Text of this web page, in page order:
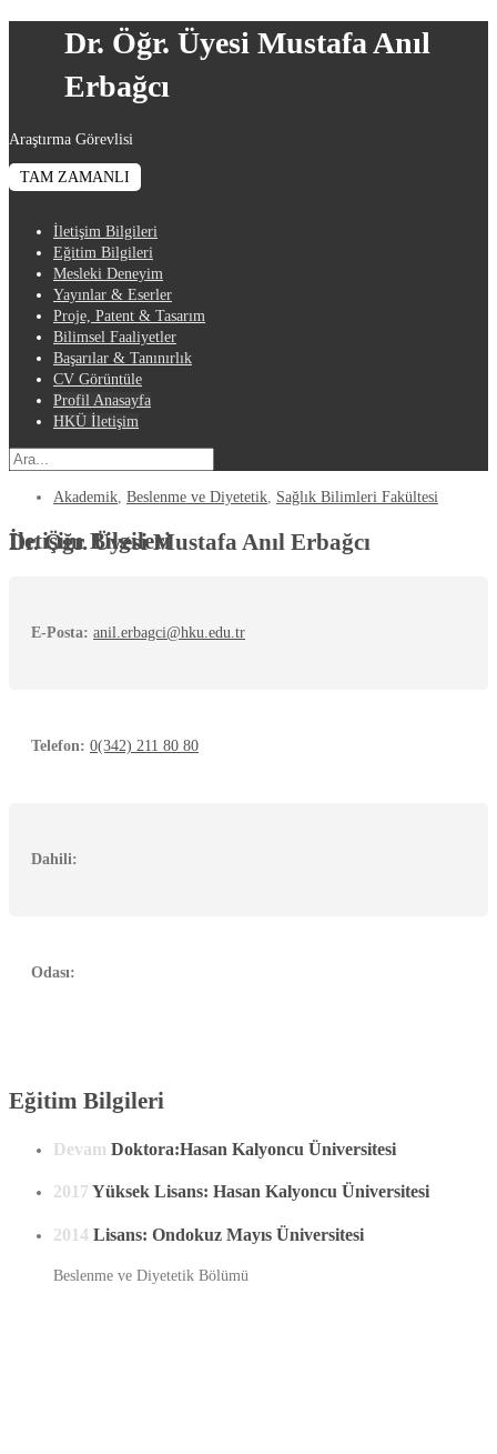
Dr. Öğr. Üyesi Mustafa Anıl
Erbağcı
Araştırma Görevlisi
TAM ZAMANLI
İletişim Bilgileri
Eğitim Bilgileri
Mesleki Deneyim
Yayınlar & Eserler
Proje, Patent & Tasarım
Bilimsel Faaliyetler
Başarılar & Tanınırlık
CV Görüntüle
Profil Anasayfa
HKÜ İletişim
Akademik Beslenme ve Diyetetik Sağlık Bilimleri Fakültesi
Dr. Öğr. Üyesi Mustafa Anıl Erbağcı
İletişim Bilgileri
E-Posta: anil.erbagci@hku.edu.tr
Telefon: 0(342) 211 80 80
Dahili:
Odası:
Eğitim Bilgileri
Devam Doktora:Hasan Kalyoncu Üniversitesi
2017 Yüksek Lisans: Hasan Kalyoncu Üniversitesi
2014 Lisans: Ondokuz Mayıs Üniversitesi
Beslenme ve Diyetetik Bölümü